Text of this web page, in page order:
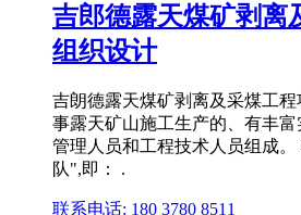
吉郎德露天煤矿剥离
组织设计
吉朗德露天煤矿剥离及采煤工
事露天矿山施工生产的、有丰
管理人员和工程技术人员组成
队",即： .
联系电话: 180 3780 8511